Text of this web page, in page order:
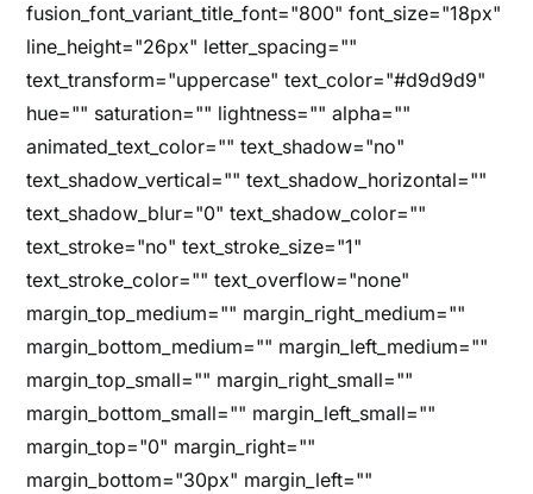
fusion_font_variant_title_font="800" font_size="18px"
line_height="26px" letter_spacing=""
text_transform="uppercase" text_color="#d9d9d9"
hue="" saturation="" lightness="" alpha=""
animated_text_color="" text_shadow="no"
text_shadow_vertical="" text_shadow_horizontal=""
text_shadow_blur="0" text_shadow_color=""
text_stroke="no" text_stroke_size="1"
text_stroke_color="" text_overflow="none"
margin_top_medium="" margin_right_medium=""
margin_bottom_medium="" margin_left_medium=""
margin_top_small="" margin_right_small=""
margin_bottom_small="" margin_left_small=""
margin_top="0" margin_right=""
margin_bottom="30px" margin_left=""